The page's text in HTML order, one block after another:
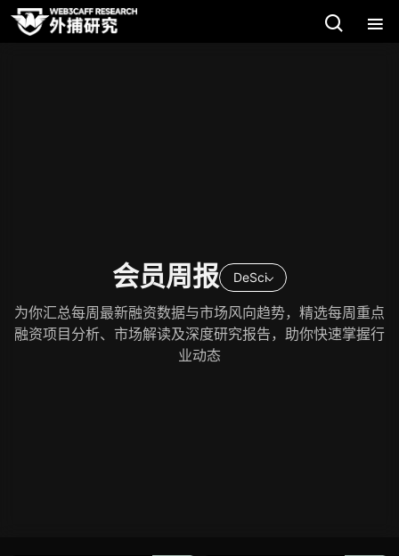
会员周报 DeSci
为你汇总每周最新融资数据与市场风向趋势，精选每周重点
融资项目分析、市场解读及深度研究报告，助你快速掌握行
业动态